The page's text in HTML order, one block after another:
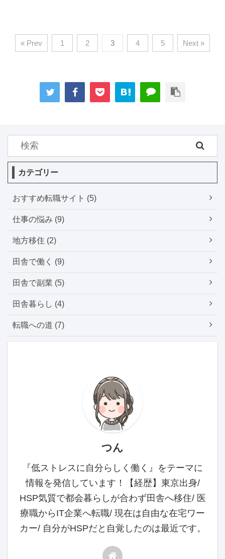
« Prev 1 2 3 4 5 Next »
カテゴリー
おすすめ転職サイト (5)
仕事の悩み (9)
地方移住 (2)
田舎で働く (9)
田舎で副業 (5)
田舎暮らし (4)
転職への道 (7)
つん
『低ストレスに自分らしく働く』をテーマに
情報を発信しています！【経歴】東京出身/
HSP気質で都会暮らしが合わず田舎へ移住/ 医
療職からIT企業へ転職/ 現在は自由な在宅ワー
カー/ 自分がHSPだと自覚したのは最近です。